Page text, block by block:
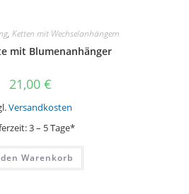
, Ketten mit Wechselanhängern
mit Blumenanhänger
21,00 €
Versandkosten
3 – 5 Tage*
Warenkorb